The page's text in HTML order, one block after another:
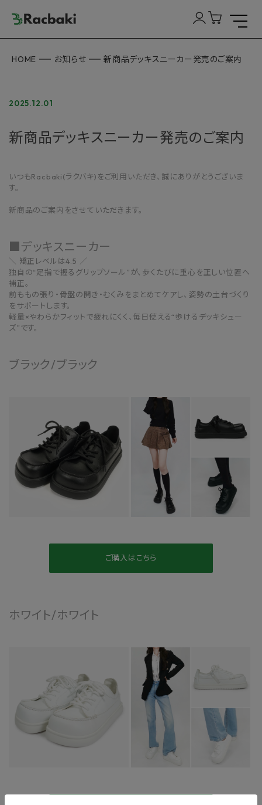
HOME お知らせ 新商品デッキスニーカー発売のご案内
2025.12.01
新商品デッキスニーカー発売のご案内
いつもRacbaki(ラクバキ)をご利用いただき、誠にありがとうございま
す。
新商品のご案内をさせていただきます。
■デッキスニーカー
＼ 矯正レベルは4.5 ／
独自の“足指で握るグリップソール”が、歩くたびに重心を正しい位置へ
補正。
前ももの張り・骨盤の開き・むくみをまとめてケアし、姿勢の土台づくり
をサポートします。
軽量×やわらかフィットで疲れにくく、毎日使える“歩けるデッキシュー
ズ”です。
ブラック/ブラック
ご購入はこちら
ホワイト/ホワイト